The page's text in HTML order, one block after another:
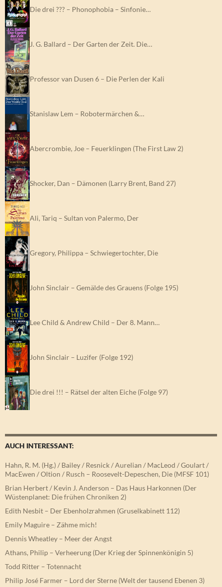
Die drei ??? – Phonophobia – Sinfonie…
J. G. Ballard – Der Garten der Zeit. Die…
Professor van Dusen 6 – Die Perlen der Kali
Stanislaw Lem – Robotermärchen &…
Abercrombie, Joe – Feuerklingen (The First Law 2)
Shocker, Dan – Dämonen (Larry Brent, Band 27)
Ali, Tariq – Sultan von Palermo, Der
Gregory, Philippa – Schwiegertochter, Die
John Sinclair – Gemälde des Grauens (Folge 195)
Lee Child & Andrew Child – Der 8. Mann…
John Sinclair – Luzifer (Folge 192)
Die drei !!! – Rätsel der alten Eiche (Folge 97)
AUCH INTERESSANT:
Hahn, R. M. (Hg.) / Bailey / Resnick / Aurelian / MacLeod / Goulart /
MacEwen / Oltion / Rusch – Roosevelt-Depeschen, Die (MFSF 101)
Brian Herbert / Kevin J. Anderson – Das Haus Harkonnen (Der
Wüstenplanet: Die frühen Chroniken 2)
Edith Nesbit – Der Ebenholzrahmen (Gruselkabinett 112)
Emily Maguire – Zähme mich!
Dennis Wheatley – Meer der Angst
Athans, Philip – Verheerung (Der Krieg der Spinnenkönigin 5)
Todd Ritter – Totennacht
Philip José Farmer – Lord der Sterne (Welt der tausend Ebenen 3)